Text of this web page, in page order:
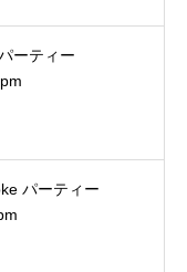
ーティー
パーティー